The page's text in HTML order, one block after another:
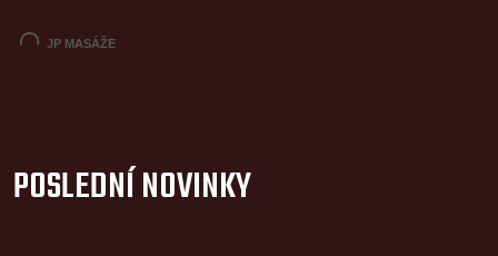
POSLEDNÍ NOVINKY